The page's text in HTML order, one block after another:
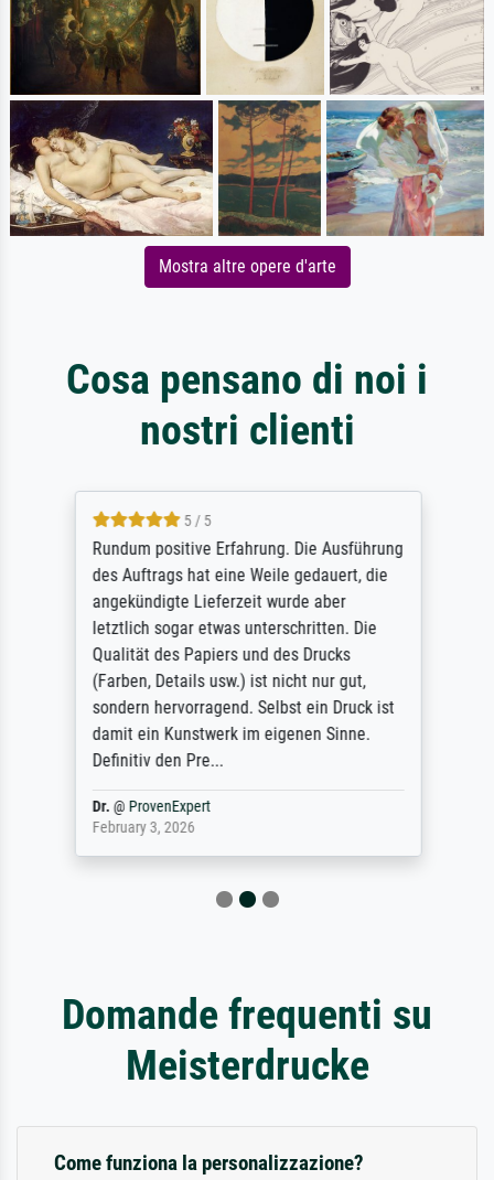
Mostra altre opere d'arte
Cosa pensano di noi i
nostri clienti
5 / 5
Rundum positive Erfahrung. Die Ausführung
des Auftrags hat eine Weile gedauert, die
angekündigte Lieferzeit wurde aber
letztlich sogar etwas unterschritten. Die
Qualität des Papiers und des Drucks
(Farben, Details usw.) ist nicht nur gut,
sondern hervorragend. Selbst ein Druck ist
damit ein Kunstwerk im eigenen Sinne.
Definitiv den Pre...
Dr.@ ProvenExpert
February 3, 2026
Domande frequenti su
Meisterdrucke
Come funziona la personalizzazione?